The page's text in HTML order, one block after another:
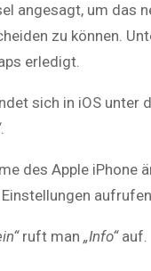
angesagt, um das
zu können.
erledigt.
sich in iOS unter
.
ruft man „Info“auf.